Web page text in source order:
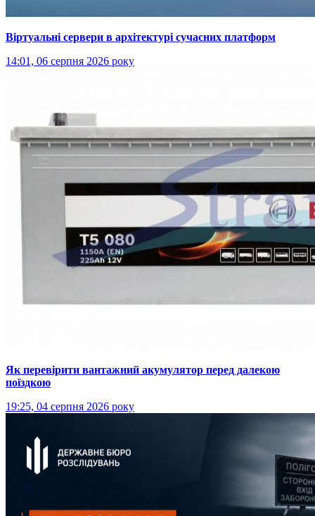
Віртуальні сервери в архітектурі сучасних платформ
14:01, 06 серпня 2026 року
Як перевірити вантажний акумулятор перед далекою
поїздкою
19:25, 04 серпня 2026 року